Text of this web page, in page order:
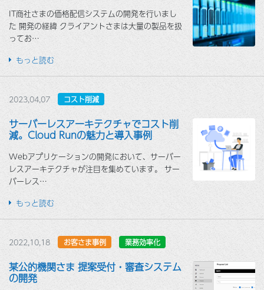
IT商社さまの価格配信システムの開発を行いまし
た 開発の経緯 クライアントさまは大量の製品を扱
ってお…
もっと読む
2023,04,07 コスト削減
サーバーレスアーキテクチャでコスト削
減。Cloud Runの魅力と導入事例
Webアプリケーションの開発において、サーバー
レスアーキテクチャが注目を集めています。 サー
バーレス…
もっと読む
2022,10,18 お客さま事例 業務効率化
某公的機関さま 提案受付・審査システム
の開発